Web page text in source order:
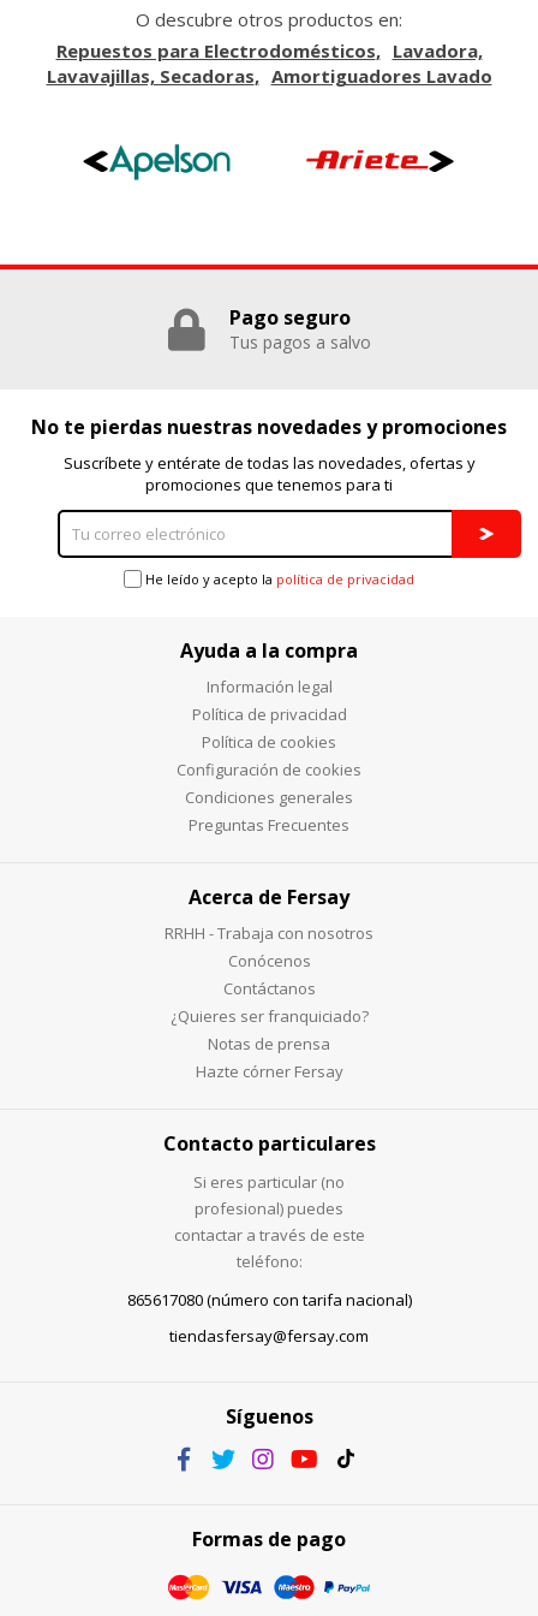
O descubre otros productos en:
Repuestos para Electrodomésticos
Lavadora,
Lavavajillas, Secadoras
Amortiguadores Lavado
Pago seguro
Tus pagos a salvo
No te pierdas nuestras novedades y promociones
Suscríbete y entérate de todas las novedades, ofertas y
promociones que tenemos para ti
He leído y acepto la política de privacidad
Ayuda a la compra
Información legal
Política de privacidad
Política de cookies
Configuración de cookies
Condiciones generales
Preguntas Frecuentes
Acerca de Fersay
RRHH - Trabaja con nosotros
Conócenos
Contáctanos
¿Quieres ser franquiciado?
Notas de prensa
Hazte córner Fersay
Contacto particulares
Si eres particular (no
profesional) puedes
contactar a través de este
teléfono:
865617080 (número con tarifa nacional)
tiendasfersay@fersay.com
Síguenos
Formas de pago